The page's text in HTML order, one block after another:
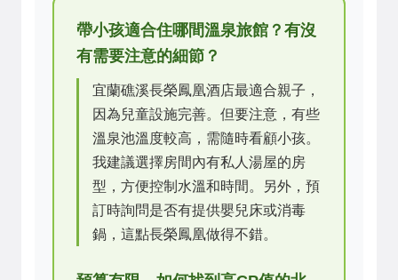
帶小孩適合住哪間溫泉旅館？有沒
有需要注意的細節？
宜蘭礁溪長榮鳳凰酒店最適合親子，
因為兒童設施完善。但要注意，有些
溫泉池溫度較高，需隨時看顧小孩。
我建議選擇房間內有私人湯屋的房
型，方便控制水溫和時間。另外，預
訂時詢問是否有提供嬰兒床或消毒
鍋，這點長榮鳳凰做得不錯。